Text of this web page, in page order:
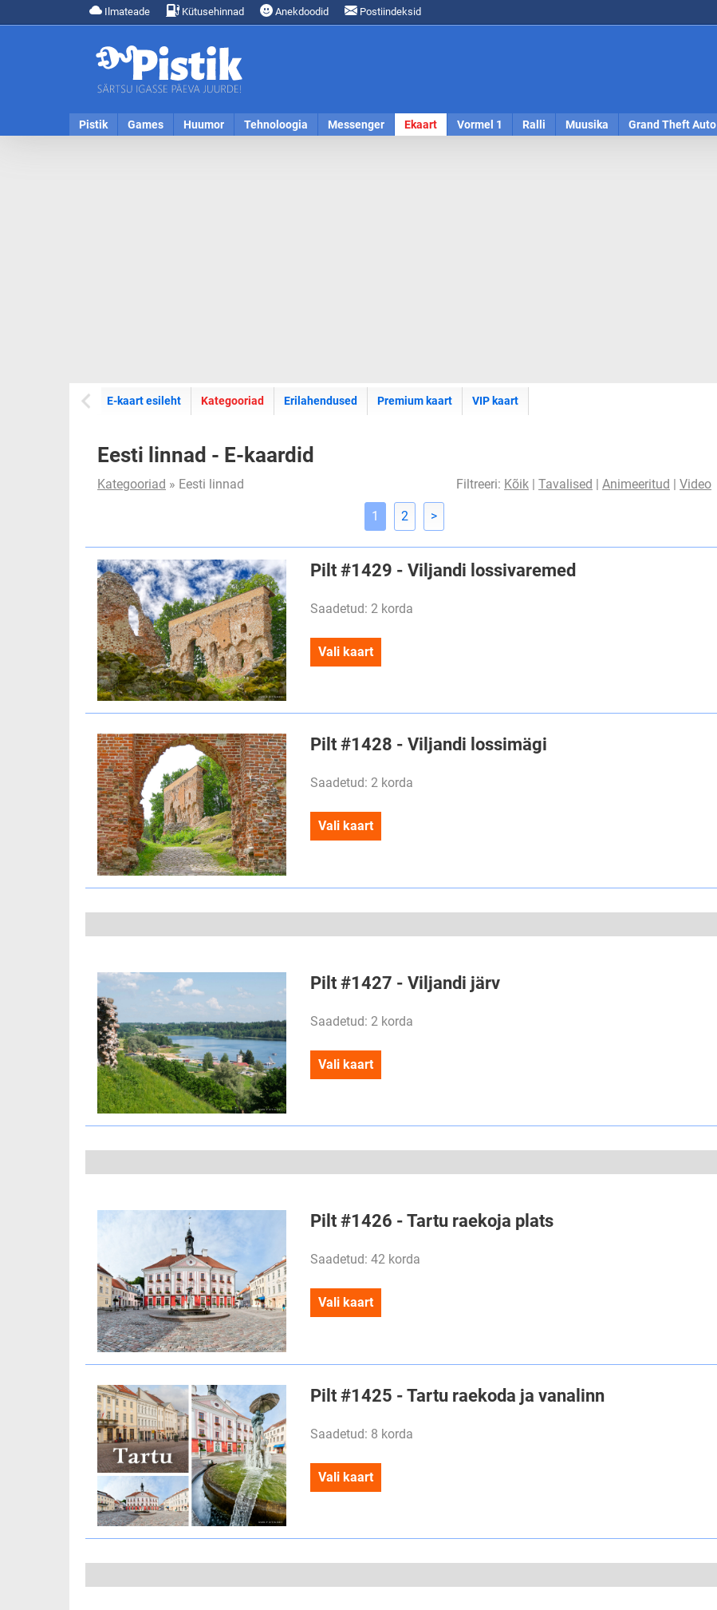
Ilmateade Kütusehinnad Anekdoodid Postiindeksid
Pistik Games Huumor Tehnoloogia Messenger Ekaart Vormel 1 Ralli Muusika Grand Theft Auto
E-kaart esileht E-kaartide
Kategooriad Erilahendused Premium kaart VIP kaart
Eesti linnad - E-kaardid
Kategooriad » Eesti linnad Filtreeri: Kõik | Tavalised | Animeeritud | Video
1 2 >
Pilt #1429 - Viljandi lossivaremed
Saadetud: 2 korda
Vali kaart
Pilt #1428 - Viljandi lossimägi
Saadetud: 2 korda
Vali kaart
Pilt #1427 - Viljandi järv
Saadetud: 2 korda
Vali kaart
Pilt #1426 - Tartu raekoja plats
Saadetud: 42 korda
Vali kaart
Pilt #1425 - Tartu raekoda ja vanalinn
Saadetud: 8 korda
Vali kaart